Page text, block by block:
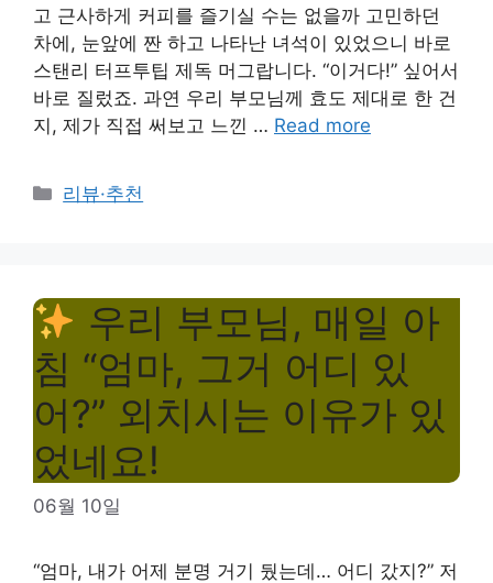
고 근사하게 커피를 즐기실 수는 없을까 고민하던
차에, 눈앞에 짠 하고 나타난 녀석이 있었으니 바로
스탠리 터프투팁 제독 머그랍니다. “이거다!” 싶어서
바로 질렀죠. 과연 우리 부모님께 효도 제대로 한 건
지, 제가 직접 써보고 느낀 … Read more
Categories
리뷰·추천
우리 부모님, 매일 아
침 “엄마, 그거 어디 있
어?” 외치시는 이유가 있
었네요!
06월 10일
“엄마, 내가 어제 분명 거기 뒀는데… 어디 갔지?” 저